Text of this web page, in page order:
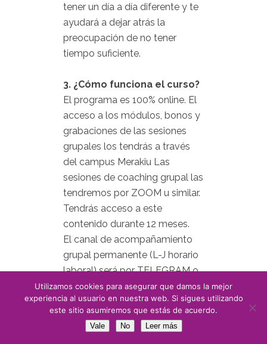
tener un día a día diferente y te
ayudará a dejar atrás la
preocupación de no tener
tiempo suficiente.
3. ¿Cómo funciona el curso?
El programa es 100% online. El
acceso a los módulos, bonos y
grabaciones de las sesiones
grupales los tendrás a través
del campus Merakiu Las
sesiones de coaching grupal las
tendremos por ZOOM u similar.
Tendrás acceso a este
contenido durante 12 meses.
El canal de acompañamiento
grupal permanente (L-J horario
laboral) será por TELEGRAM o
WHATASAPP.
3. ¿Cuándo empieza y
termina el programa?
Utilizamos cookies para asegurar que damos la mejor
experiencia al usuario en nuestra web. Si sigues utilizando
este sitio asumiremos que estás de acuerdo.
Vale No Leer más